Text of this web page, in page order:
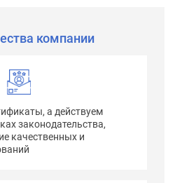
компании
а действуем
законодательства,
качественных и